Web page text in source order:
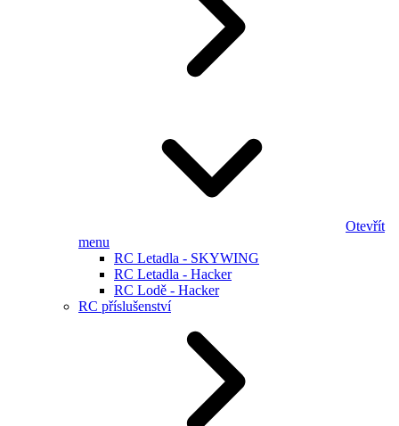
Otevřít
menu
RC Letadla - SKYWING
RC Letadla - Hacker
RC Lodě - Hacker
RC příslušenství